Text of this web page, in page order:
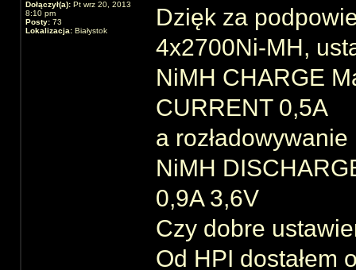
Dołączył(a): Pt wrz 20, 2013
8:10 pm
Posty: 73
Lokalizacja: Białystok
Dzięk za
4x2700Ni-MH,
NiMH CHARGE
CURRENT 0,5A
a rozładowywanie
NiMH
0,9A 3,6V
Czy dobre
Od HPI dostałem